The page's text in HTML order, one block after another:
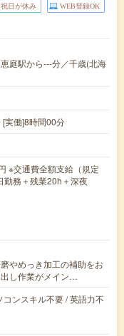
祝日が休み WEB登録OK
庭駅から---分／千歳(北海
[実働]8時間00分
※交通費全額支給（規定
勤務＋残業20h＋深夜
やめっき加工の補助をお
し作業がメイン…
ンスキル不要 / 英語力不